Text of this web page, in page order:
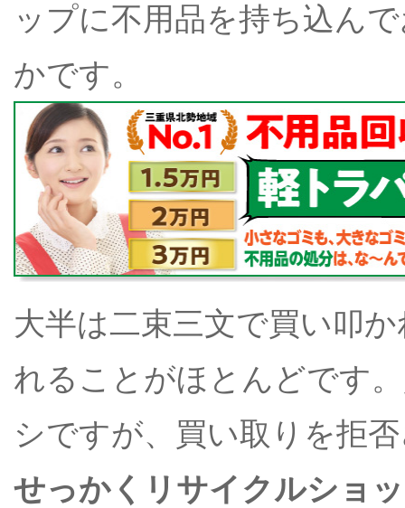
ップに不用品を持ち込ん
かです。
大半は二束三文で買い叩
れることがほとんどです
シですが、買い取りを拒
せっかくリサイクルショ